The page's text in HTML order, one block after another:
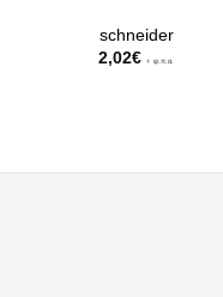
schneider
2,02€ + φ.π.α.